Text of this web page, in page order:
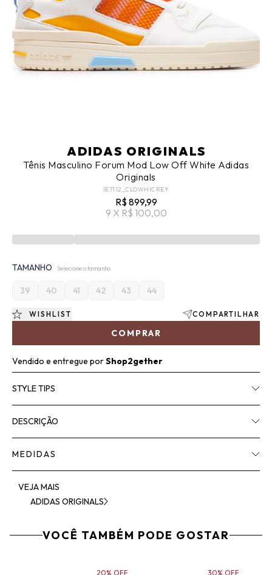
ADIDAS ORIGINALS
Tênis Masculino Forum Mod Low Off White Adidas
Originals
IE7112_CLOWHICREY
R$ 899,99
9 X R$ 100,00
TAMANHO Selecione o tamanho
39 40 41 42 43 44
COMPRAR
WISHLIST COMPARTILHAR
Vendido e entregue porShop2gether
STYLE TIPS
DESCRIÇÃO
MEDIDAS
VEJA MAIS
ADIDAS ORIGINALS
VOCÊ TAMBÉM PODE GOSTAR
20% OFF 30% OFF